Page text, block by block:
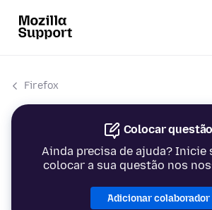
Firefox
Colocar questão
Ainda precisa de ajuda? Inicie
colocar a sua questão nos
Adicionar colaborador